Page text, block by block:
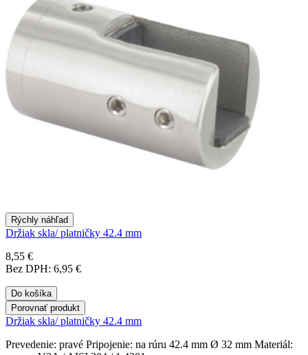
Rýchly náhľad
Držiak skla/ platničky 42.4 mm
8,55 €
Bez DPH: 6,95 €
Do košíka
Porovnať produkt
Držiak skla/ platničky 42.4 mm
Prevedenie: pravé Pripojenie: na rúru 42.4 mm Ø 32 mm Materiál: